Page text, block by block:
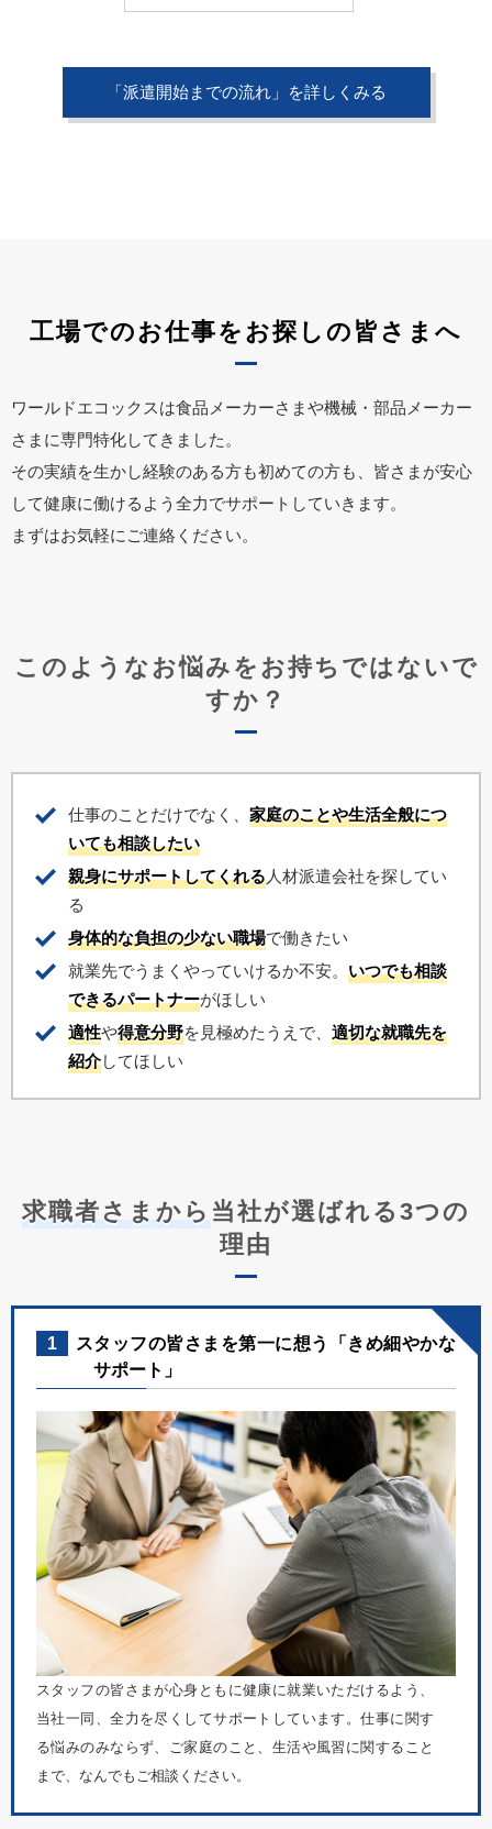
「派遣開始までの流れ」を詳しくみる
工場でのお仕事をお探しの皆さまへ
ワールドエコックスは食品メーカーさまや機械・部品メーカー
さまに専門特化してきました。
その実績を生かし経験のある方も初めての方も、皆さまが安心
して健康に働けるよう全力でサポートしていきます。
まずはお気軽にご連絡ください。
このようなお悩みをお持ちではないで
すか？
仕事のことだけでなく、 家庭のことや生活全般につ
いても相談したい
親身にサポートしてくれる人材派遣会社を探してい
る
身体的な負担の少ない職場で働きたい
就業先でうまくやっていけるか不安。 いつでも相談
できるパートナーがほしい
適性や得意分野を見極めたうえで、 適切な就職先を
紹介してほしい
求職者さまから 当社が選ばれる3つの
理由
1
スタッフの皆さまを第一に想う「きめ細やかな
サポート」
スタッフの皆さまが心身ともに健康に就業いただけるよう、
当社一同、全力を尽くしてサポートしています。仕事に関す
る悩みのみならず、ご家庭のこと、生活や風習に関すること
まで、なんでもご相談ください。